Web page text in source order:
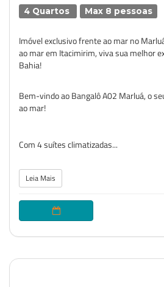
4 Quartos Max 8 pessoas
Imóvel exclusivo frente ao mar no
ao mar em Itacimirim, viva sua melhor
Bahia!
Bem-vindo ao Bangalô A02 Marluá, o
ao mar!
Com 4 suítes climatizadas...
Leia Mais